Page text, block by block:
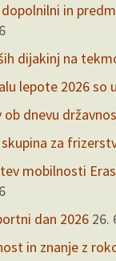
dopolnilni in
dijakinj na
lepote 2026
dnevu
za
mobilnosti
dan 2026 26.
in znanje z